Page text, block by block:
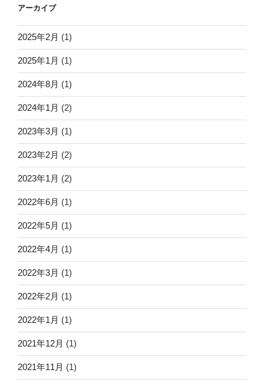
アーカイブ
2025年2月 (1)
2025年1月 (1)
2024年8月 (1)
2024年1月 (2)
2023年3月 (1)
2023年2月 (2)
2023年1月 (2)
2022年6月 (1)
2022年5月 (1)
2022年4月 (1)
2022年3月 (1)
2022年2月 (1)
2022年1月 (1)
2021年12月 (1)
2021年11月 (1)